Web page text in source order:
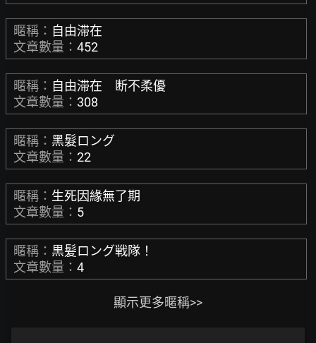
暱稱： 自由滞在
文章數量： 452
暱稱： 自由滞在 断不柔優
文章數量： 308
暱稱： 黑髮ロング
文章數量： 22
暱稱： 生死因緣無了期
文章數量： 5
暱稱： 黒髪ロング戦隊！
文章數量： 4
顯示更多暱稱>>